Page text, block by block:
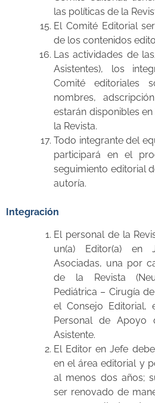
las políticas de la
El Comité Editorial
de los contenidos
Las actividades de
Asistentes), los
Comité editoriales
nombres,
estarán disponibles
la Revista.
Todo integrante del
participará en el
seguimiento editorial
autoría.
Integración
El personal de la
un(a) Editor(a) en
Asociadas, una por
de la Revista
Pediátrica – Cirugía
el Consejo Editorial,
Personal de Apoyo
Asistente.
El Editor en Jefe
en el área editorial y
al menos dos años;
ser renovado de